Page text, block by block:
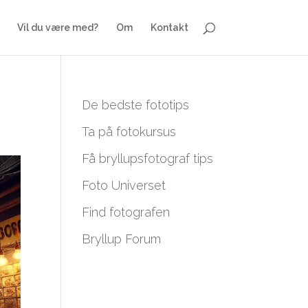
Vil du være med? Om Kontakt
De bedste fototips
Ta på fotokursus
Få bryllupsfotograf tips
Foto Universet
Find fotografen
Bryllup Forum